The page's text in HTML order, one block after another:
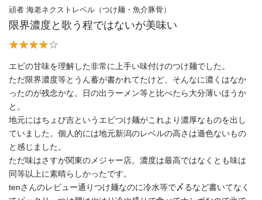
頑者 海老ネクストレベル（つけ麺・魚介豚骨）
限界濃度と歌う程ではないが美味い
エビの甘味を理解した非常に上手い味付けのつけ麺でした。
ただ限界濃度等とうん蓄が書かれてたけど、そんなに濃くはなか
ったのが残念かな。日の出ラーメン等と比べたら大分薄いほうか
と。
地元にはちょび吉というエビつけ麺がこれより濃厚なものを出し
ていました。個人的には地元新潟のレベルの高さは遜色ないもの
と感じました。
ただ味はさすが関東のメジャー店。濃度は最高ではなくとも味は
同等以上に素晴らしかったです。
tenさんのレビュー通りつけ麺なのに冷水等で〆るなど書いてなく